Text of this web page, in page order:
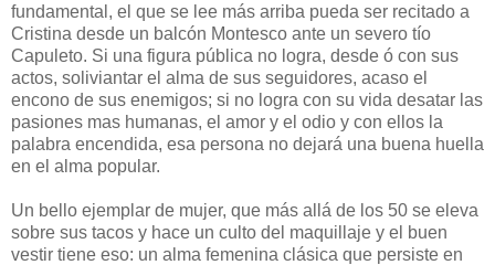
fundamental, el que se lee más arriba pueda ser recitado a
Cristina desde un balcón Montesco ante un severo tío
Capuleto. Si una figura pública no logra, desde ó con sus
actos, soliviantar el alma de sus seguidores, acaso el
encono de sus enemigos; si no logra con su vida desatar las
pasiones mas humanas, el amor y el odio y con ellos la
palabra encendida, esa persona no dejará una buena huella
en el alma popular.
Un bello ejemplar de mujer, que más allá de los 50 se eleva
sobre sus tacos y hace un culto del maquillaje y el buen
vestir tiene eso: un alma femenina clásica que persiste en